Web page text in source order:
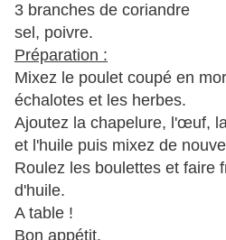
3 branches de coriandre
sel, poivre.
Préparation :
Mixez le poulet coupé en
échalotes et les herbes.
Ajoutez la chapelure, l'œuf,
et l'huile puis mixez de
Roulez les boulettes et faire
d'huile.
A table !
Bon appétit.